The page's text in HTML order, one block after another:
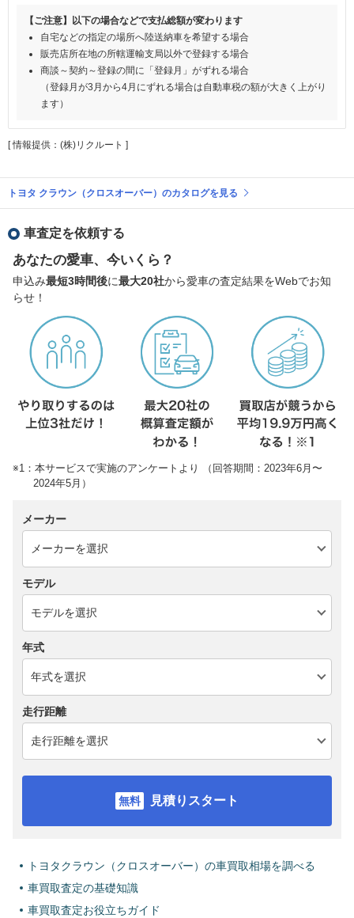
【ご注意】以下の場合などで支払総額が変わります
自宅などの指定の場所へ陸送納車を希望する場合
販売店所在地の所轄運輸支局以外で登録する場合
商談～契約～登録の間に「登録月」がずれる場合
（登録月が3月から4月にずれる場合は自動車税の額が大きく上がり
ます）
[ 情報提供：(株)リクルート ]
トヨタ クラウン（クロスオーバー）のカタログを見る
車査定を依頼する
あなたの愛車、今いくら？
申込み最短3時間後に最大20社から愛車の査定結果をWebでお知
らせ！
※1：本サービスで実施のアンケートより （回答期間：2023年6月〜
2024年5月）
メーカー
モデル
年式
走行距離
見積りスタート
トヨタクラウン（クロスオーバー）の車買取相場を調べる
車買取査定の基礎知識
車買取査定お役立ちガイド